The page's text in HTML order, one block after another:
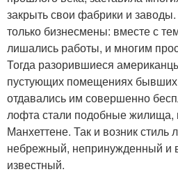
закрыть свои фабрики и
только бизнесмены: вместе с
лишались работы, и многим
Тогда разорившиеся
пустующих помещениях
отдавались им совершенно
лофта стали подобные жилища,
Манхеттене. Так и возник стиль
небрежный, непринужденный и
известный.